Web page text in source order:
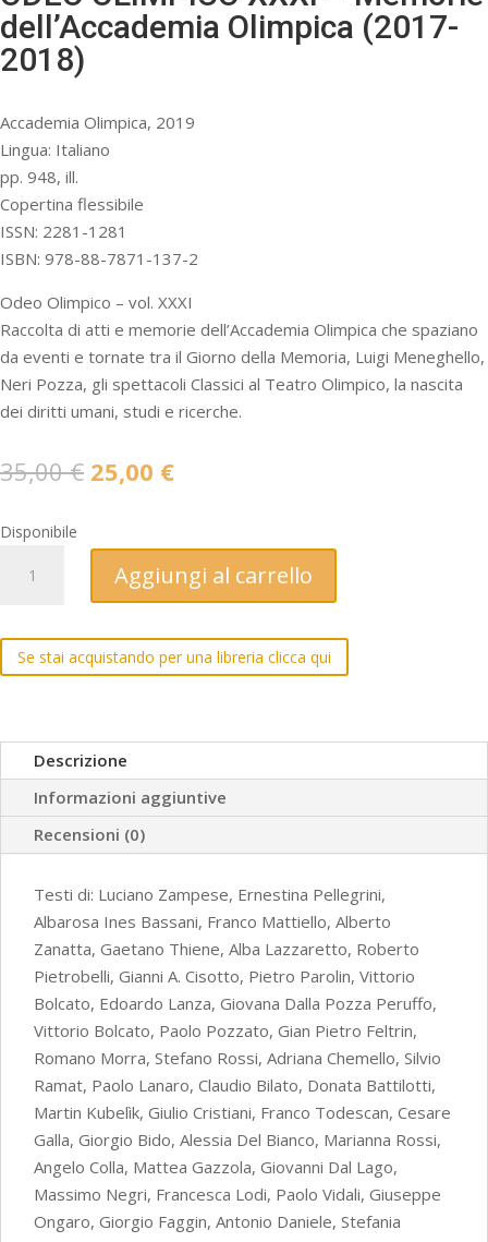
dell’Accademia Olimpica (2017-
2018)
Accademia Olimpica, 2019
Lingua: Italiano
pp. 948, ill.
Copertina flessibile
ISSN: 2281-1281
ISBN: 978-88-7871-137-2
Odeo Olimpico – vol. XXXI
Raccolta di atti e memorie dell’Accademia Olimpica che spaziano
da eventi e tornate tra il Giorno della Memoria, Luigi Meneghello,
Neri Pozza, gli spettacoli Classici al Teatro Olimpico, la nascita
dei diritti umani, studi e ricerche.
35,00€ Il
era:
35,00 €.
25,00 €Il
è:
25,00 €.
Disponibile
OLIMPICO
-
Memorie
(2017-
2018)
quantità
Aggiungi al carrello
Se stai acquistando per una libreria clicca qui
Descrizione
Informazioni aggiuntive
Recensioni (0)
Testi di: Luciano Zampese, Ernestina Pellegrini,
Albarosa Ines Bassani, Franco Mattiello, Alberto
Zanatta, Gaetano Thiene, Alba Lazzaretto, Roberto
Pietrobelli, Gianni A. Cisotto, Pietro Parolin, Vittorio
Bolcato, Edoardo Lanza, Giovana Dalla Pozza Peruffo,
Vittorio Bolcato, Paolo Pozzato, Gian Pietro Feltrin,
Romano Morra, Stefano Rossi, Adriana Chemello, Silvio
Ramat, Paolo Lanaro, Claudio Bilato, Donata Battilotti,
Martin Kubelìk, Giulio Cristiani, Franco Todescan, Cesare
Galla, Giorgio Bido, Alessia Del Bianco, Marianna Rossi,
Angelo Colla, Mattea Gazzola, Giovanni Dal Lago,
Massimo Negri, Francesca Lodi, Paolo Vidali, Giuseppe
Ongaro, Giorgio Faggin, Antonio Daniele, Stefania